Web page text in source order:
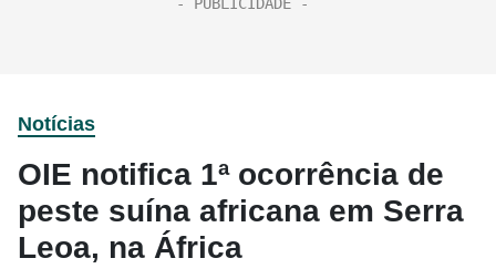
Notícias
OIE notifica 1ª ocorrência de
peste suína africana em Serra
Leoa, na África